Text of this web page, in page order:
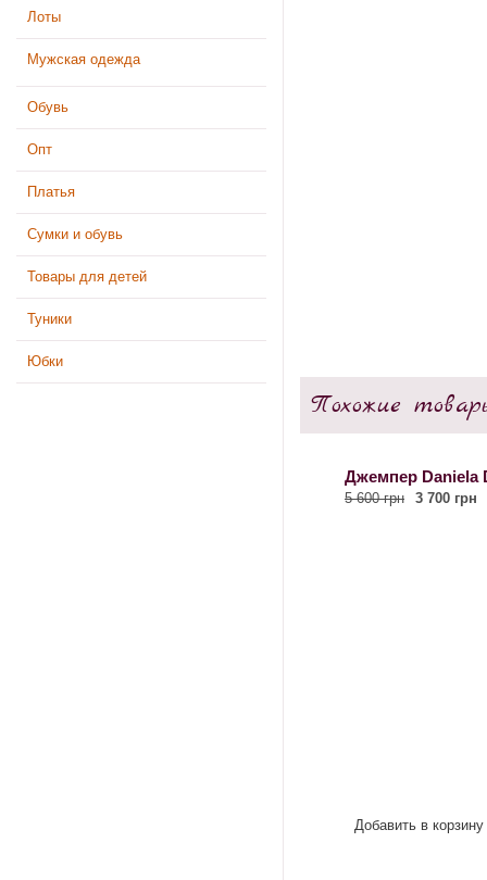
Лоты
Мужская одежда
Обувь
Опт
Платья
Сумки и обувь
Товары для детей
Туники
Юбки
Похожие
Джемпер Daniela
5 600 грн 3 700 грн
Добавить в корзину